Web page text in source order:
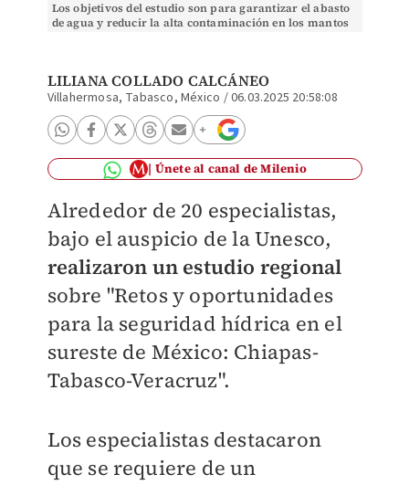
Los objetivos del estudio son para garantizar el abasto
de agua y reducir la alta contaminación en los mantos
LILIANA COLLADO CALCÁNEO
Villahermosa, Tabasco, México /06.03.2025 20:58:08
Únete al canal de Milenio
Alrededor de 20 especialistas,
bajo el auspicio de la Unesco,
realizaron un estudio regional
sobre "Retos y oportunidades
para la seguridad hídrica en el
sureste de México: Chiapas-
Tabasco-Veracruz".
Los especialistas destacaron
que se requiere de un